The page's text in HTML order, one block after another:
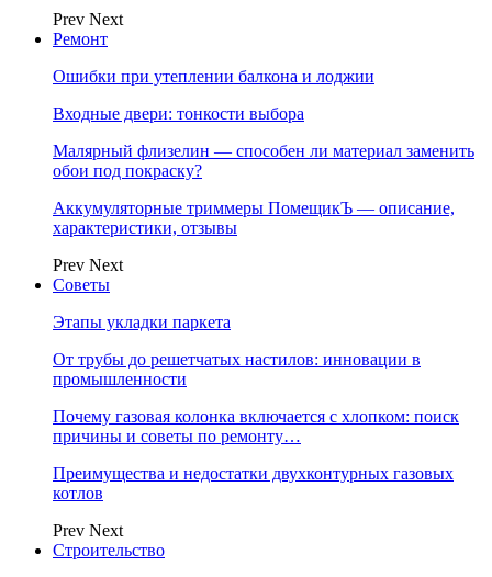
Prev Next
Ремонт
Ошибки при утеплении балкона и лоджии
Входные двери: тонкости выбора
Малярный флизелин — способен ли материал заменить
обои под покраску?
Аккумуляторные триммеры ПомещикЪ — описание,
характеристики, отзывы
Prev Next
Советы
Этапы укладки паркета
От трубы до решетчатых настилов: инновации в
промышленности
Почему газовая колонка включается с хлопком: поиск
причины и советы по ремонту…
Преимущества и недостатки двухконтурных газовых
котлов
Prev Next
Строительство